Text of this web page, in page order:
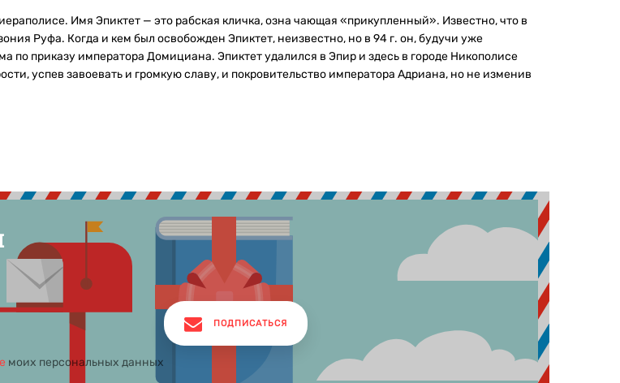
Имя Эпиктет — это рабская кличка, озна чающая «прикупленный». Известно, что в
Руфа. Когда и кем был освобожден Эпиктет, неизвестно, но в 94 г. он, будучи уже
приказу императора Домициана. Эпиктет удалился в Эпир и здесь в городе Никополисе
успев завоевать и громкую славу, и покровительство императора Адриана, но не изменив
моих персональных данных
ПОДПИСАТЬСЯ